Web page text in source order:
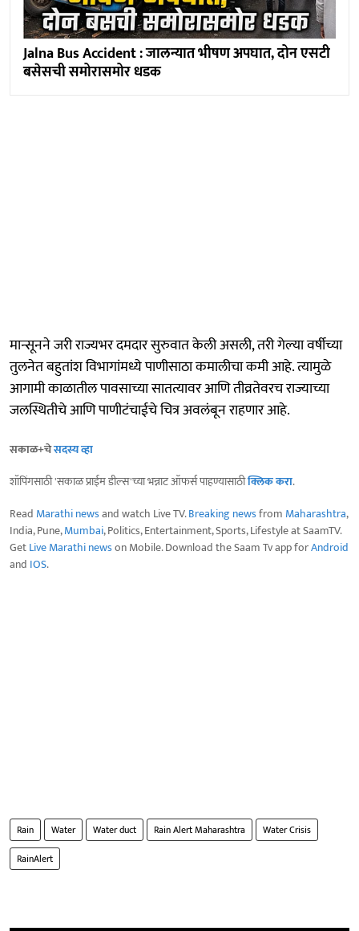
Jalna Bus Accident : जालन्यात भीषण अपघात, दोन एसटी
बसेसची समोरासमोर धडक
मान्सूनने जरी राज्यभर दमदार सुरुवात केली असली, तरी गेल्या वर्षीच्या
तुलनेत बहुतांश विभागांमध्ये पाणीसाठा कमालीचा कमी आहे. त्यामुळे
आगामी काळातील पावसाच्या सातत्यावर आणि तीव्रतेवरच राज्याच्या
जलस्थितीचे आणि पाणीटंचाईचे चित्र अवलंबून राहणार आहे.
सकाळ+चेसदस्य व्हा
शॉपिंगसाठी 'सकाळ प्राईम डील्स'च्या भन्नाट ऑफर्स पाहण्यासाठीक्लिक करा.
Read Marathi newsand watch Live TV.Breaking newsfrom Maharashtra,
India, Pune,Mumbai, Politics, Entertainment, Sports, Lifestyle at SaamTV.
GetLive Marathi newson Mobile. Download the Saam Tv app forAndroid
and IOS.
Rain Water Water duct Rain Alert Maharashtra
Water Crisis
RainAlert